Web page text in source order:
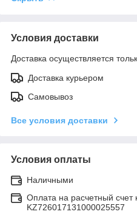
Условия доставки
Доставка осуществляется
Доставка курьером
Самовывоз
Все условия доставки
Условия оплаты
Наличными
Оплата на расчетный счет
KZ726017131000025557